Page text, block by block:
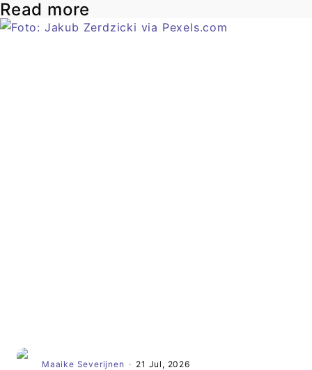
Read more
Maaike Severijnen · 21 Jul, 2026